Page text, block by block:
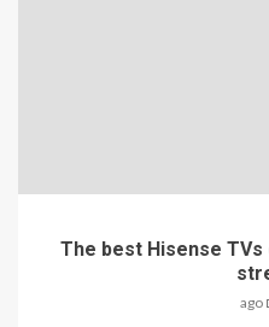
The best Hisense